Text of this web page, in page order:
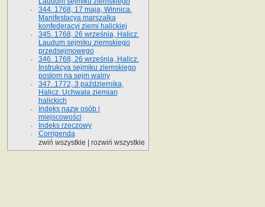
344. 1768, 17 maja, Winnica.
Manifestacya marszałka
konfederacyi ziemi halickiej
345. 1768, 26 września, Halicz.
Laudum sejmiku ziemskiego
przedsejmowego
346. 1768, 26 września, Halicz.
Instrukcya sejmiku ziemskiego
posłom na sejm walny
347. 1772, 3 października,
Halicz. Uchwała ziemian
halickich
Indeks nazw osób i
miejscowości
Indeks rzeczowy
Corrigenda
zwiń wszystkie
rozwiń wszystkie